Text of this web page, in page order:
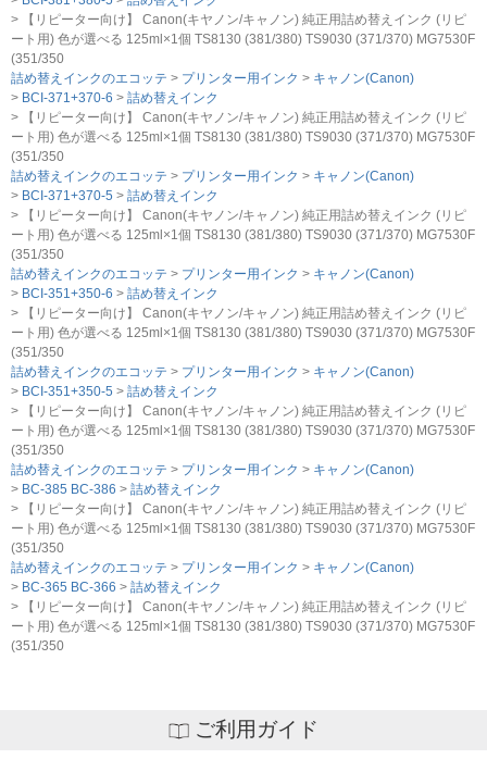
【リピーター向け】 Canon(キヤノン/キャノン) 純正用詰め替えインク (リピ
ート用) 色が選べる 125ml×1個 TS8130 (381/380) TS9030 (371/370) MG7530F
(351/350
詰め替えインクのエコッテ
プリンター用インク
キャノン(Canon)
BCI-371+370-6
詰め替えインク
【リピーター向け】 Canon(キヤノン/キャノン) 純正用詰め替えインク (リピ
ート用) 色が選べる 125ml×1個 TS8130 (381/380) TS9030 (371/370) MG7530F
(351/350
詰め替えインクのエコッテ
プリンター用インク
キャノン(Canon)
BCI-371+370-5
詰め替えインク
【リピーター向け】 Canon(キヤノン/キャノン) 純正用詰め替えインク (リピ
ート用) 色が選べる 125ml×1個 TS8130 (381/380) TS9030 (371/370) MG7530F
(351/350
詰め替えインクのエコッテ
プリンター用インク
キャノン(Canon)
BCI-351+350-6
詰め替えインク
【リピーター向け】 Canon(キヤノン/キャノン) 純正用詰め替えインク (リピ
ート用) 色が選べる 125ml×1個 TS8130 (381/380) TS9030 (371/370) MG7530F
(351/350
詰め替えインクのエコッテ
プリンター用インク
キャノン(Canon)
BCI-351+350-5
詰め替えインク
【リピーター向け】 Canon(キヤノン/キャノン) 純正用詰め替えインク (リピ
ート用) 色が選べる 125ml×1個 TS8130 (381/380) TS9030 (371/370) MG7530F
(351/350
詰め替えインクのエコッテ
プリンター用インク
キャノン(Canon)
BC-385 BC-386
詰め替えインク
【リピーター向け】 Canon(キヤノン/キャノン) 純正用詰め替えインク (リピ
ート用) 色が選べる 125ml×1個 TS8130 (381/380) TS9030 (371/370) MG7530F
(351/350
詰め替えインクのエコッテ
プリンター用インク
キャノン(Canon)
BC-365 BC-366
詰め替えインク
【リピーター向け】 Canon(キヤノン/キャノン) 純正用詰め替えインク (リピ
ート用) 色が選べる 125ml×1個 TS8130 (381/380) TS9030 (371/370) MG7530F
(351/350
ご利用ガイド